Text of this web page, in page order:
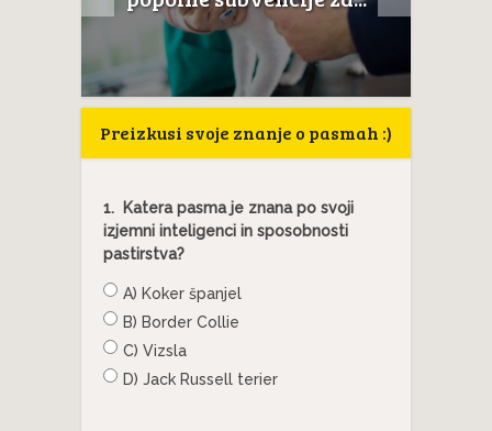
okostje
Preizkusi svoje znanje o pasmah :)
1. Katera pasma je znana po svoji
izjemni inteligenci in sposobnosti
pastirstva?
A) Koker španjel
B) Border Collie
C) Vizsla
D) Jack Russell terier